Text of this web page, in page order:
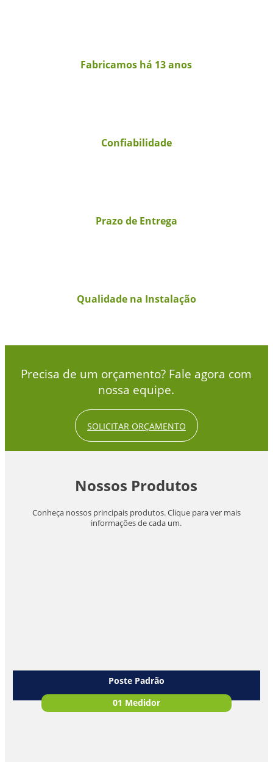
Fabricamos há 13 anos
Confiabilidade
Prazo de Entrega
Qualidade na Instalação
Precisa de um orçamento? Fale agora com
nossa equipe.
SOLICITAR ORÇAMENTO
Nossos Produtos
Conheça nossos principais produtos. Clique para ver mais
informações de cada um.
Poste Padrão
01 Medidor